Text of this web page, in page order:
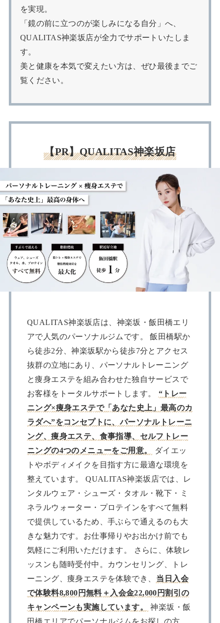
を実現。
「鏡の前に立つのが楽しみになる自分」へ、
QUALITAS神楽坂店が全力でサポートいたしま
す。
美と健康を本気で変えたい方は、ぜひ最後までご
覧ください。
【PR】QUALITAS神楽坂店
QUALITAS神楽坂店は、神楽坂・飯田橋エリ
アで人気のパーソナルジムです。 飯田橋駅か
ら徒歩2分、神楽坂駅から徒歩7分とアクセス
抜群の立地にあり、パーソナルトレーニング
と痩身エステを組み合わせた独自サービスで
お客様をトータルサポートします。 “トレー
ニング×痩身エステで「あなた史上」最高のカ
ラダへ”をコンセプトに、パーソナルトレーニ
ング、痩身エステ、食事指導、セルフトレー
ニングの4つのメニューをご用意。
ダイエッ
トやボディメイクを目指す方に最適な環境を
整えています。 QUALITAS神楽坂店では、レ
ンタルウェア・シューズ・タオル・靴下・ミ
ネラルウォーター・プロテインをすべて無料
で提供しているため、手ぶらで通えるのも大
きな魅力です。お仕事帰りやお出かけ前でも
気軽にご利用いただけます。 さらに、体験レ
ッスンも随時受付中。カウンセリング、トレ
ーニング、痩身エステを体験でき、 当日入会
で体験料8,800円無料＋入会金22,000円割引の
キャンペーンも実施しています。
神楽坂・飯
田橋エリアでパーソナルジムをお探しの方